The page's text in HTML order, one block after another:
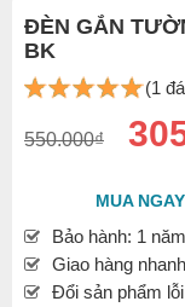
ĐÈN GẮN
BK
(1
550.000₫
MUA
Bảo hành: 1 năm
Giao hàng
Đổi sản phẩm